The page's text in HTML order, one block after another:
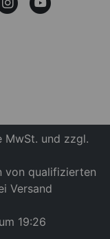
MwSt. und zzgl.
von qualifizierten
Versand
19:26